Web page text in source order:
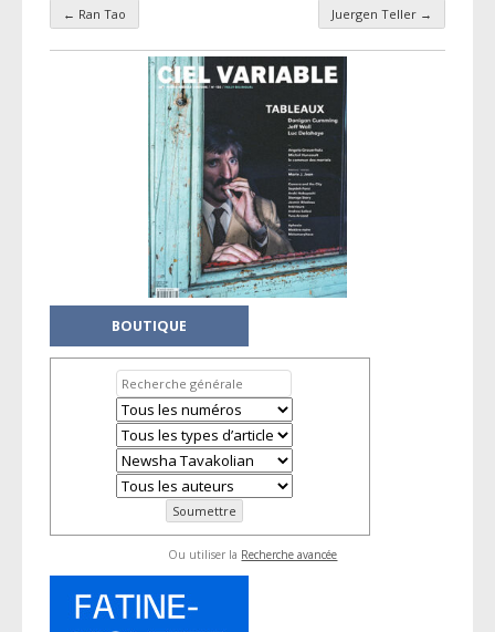
Navigation par taxonomie
← Ran Tao Juergen Teller →
BOUTIQUE
Ou utiliser la Recherche avancée